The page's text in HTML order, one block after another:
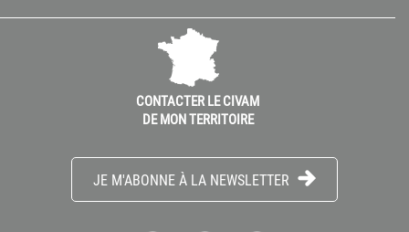
CONTACTER LE CIVAM
DE MON TERRITOIRE
JE M'ABONNE À LA NEWSLETTER